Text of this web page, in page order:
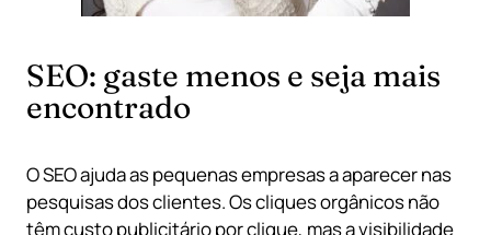
SEO: gaste menos e seja mais
encontrado
O SEO ajuda as pequenas empresas a aparecer nas
pesquisas dos clientes. Os cliques orgânicos não
têm custo publicitário por clique, mas a visibilidade